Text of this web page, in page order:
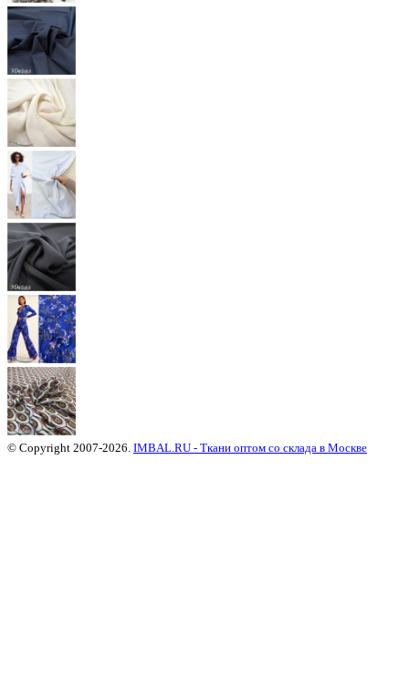
© Copyright 2007-2026. IMBAL.RU - Ткани оптом со склада в Москве